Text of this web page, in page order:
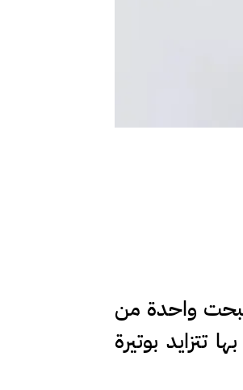
واحدة من
تتزايد بوتيرة